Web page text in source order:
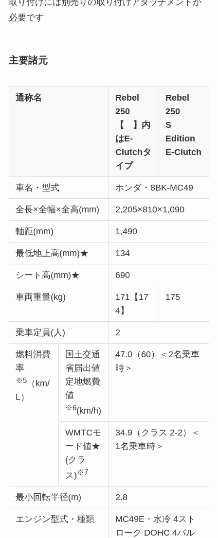
取り付けには別売りの取り付けアタッチメントが
必要です
主要諸元
通称名
Rebel
250
【 】内
はE-
Clutchタ
イプ
Rebel
250
S
Edition
E-Clutch
車名・型式 ホンダ・8BK-MC49
全長×全幅×全高(mm) 2,205×810×1,090
軸距(mm) 1,490
最低地上高(mm)★ 134
シート高(mm)★ 690
車両重量(kg)
171【17
4】
175
乗車定員(人) 2
燃料消費
率
※5
（km/
L）
国土交通
省届出値
定地燃費
値
※6(km/h)
47.0（60）＜2名乗車
時＞
WMTCモ
ード値★
(クラ
ス)※7
34.9（クラス 2-2）＜
1名乗車時＞
最小回転半径(m) 2.8
エンジン型式・種類
MC49E・水冷 4スト
ローク DOHC 4バル